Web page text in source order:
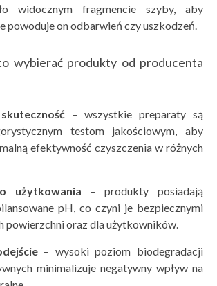
widocznym fragmencie szyby, aby
powoduje on odbarwień czy uszkodzeń.
wybierać produkty od producenta
– wszystkie preparaty są
testom jakościowym, aby
efektywność czyszczenia w różnych
użytkowania – produkty posiadają
pH, co czyni je bezpiecznymi
powierzchni oraz dla użytkowników.
– wysoki poziom biodegradacji
minimalizuje negatywny wpływ na